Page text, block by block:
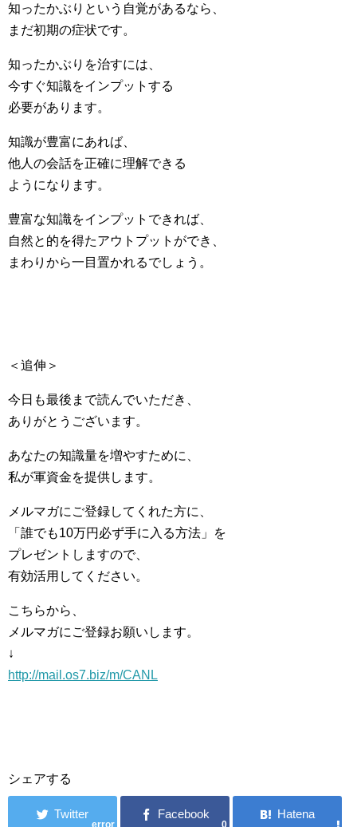
知ったかぶりという自覚があるなら、
まだ初期の症状です。
知ったかぶりを治すには、
今すぐ知識をインプットする
必要があります。
知識が豊富にあれば、
他人の会話を正確に理解できる
ようになります。
豊富な知識をインプットできれば、
自然と的を得たアウトプットができ、
まわりから一目置かれるでしょう。
＜追伸＞
今日も最後まで読んでいただき、
ありがとうございます。
あなたの知識量を増やすために、
私が軍資金を提供します。
メルマガにご登録してくれた方に、
「誰でも10万円必ず手に入る方法」を
プレゼントしますので、
有効活用してください。
こちらから、
メルマガにご登録お願いします。
↓
http://mail.os7.biz/m/CANL
シェアする
error 0